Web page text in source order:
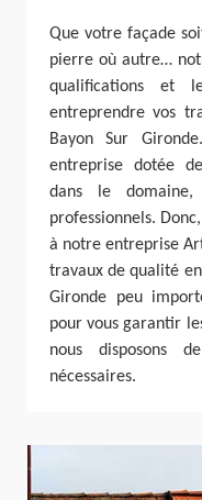
Que votre façade
pierre où autre…
qualifications et
entreprendre vos
Bayon Sur
entreprise dotée
dans le domaine,
professionnels.
à notre entreprise
travaux de qualité
Gironde peu
pour vous garantir
nous disposons
nécessaires.